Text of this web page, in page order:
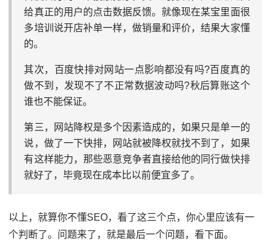
给真正的用户的点击数据反馈。就像现在某宝里面很
多培训说开店补单一样，做销量和评价，结果大家懂
的。
其次，百度快排对网站一点影响都没有吗?百度真的
做不到，发现不了不正常数据波动吗?秋后算账这个
谁也不能保证。
第三，网站降权是多个因素造成的，如果只是单一的
说，做了一下快排，网站就被降权就找不到了，如果
有这样能力，那些恶意竞争者直接给他的同行做快排
就好了，毕竟现在成本比以前便宜多了。
以上，就算你不懂SEO，看了这三个点，你心里应该有一
个判断了。问题来了，就是最后一个问题，看下面。